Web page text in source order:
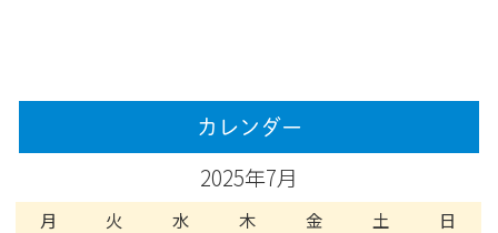
カレンダー
2025年7月
月 火 水 木 金 土 日